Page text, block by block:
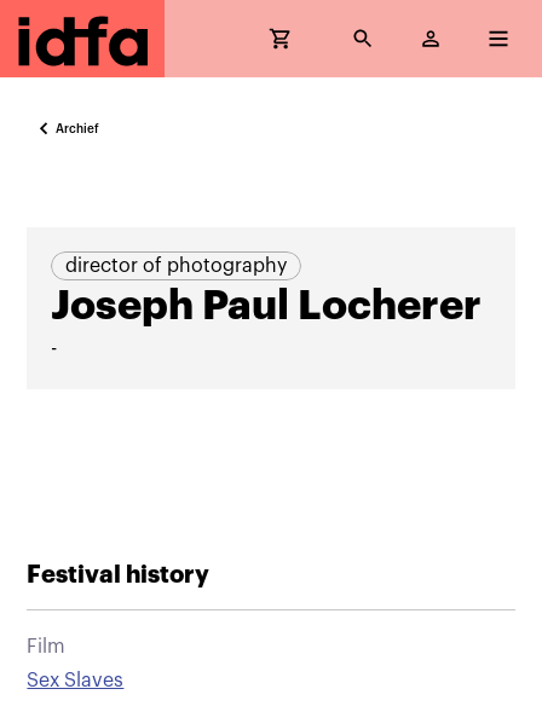
Archief
director of photography
Joseph Paul Locherer
-
Festival history
Film
Sex Slaves